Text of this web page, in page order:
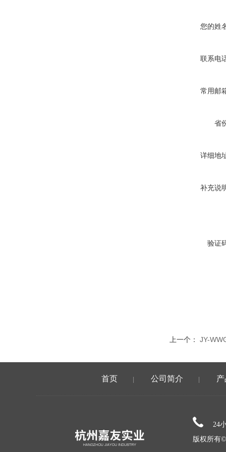
您的姓
联系电
常用邮
省
详细地
补充说
验证
上一个： JY-
首页 公司简介
24
版权所有